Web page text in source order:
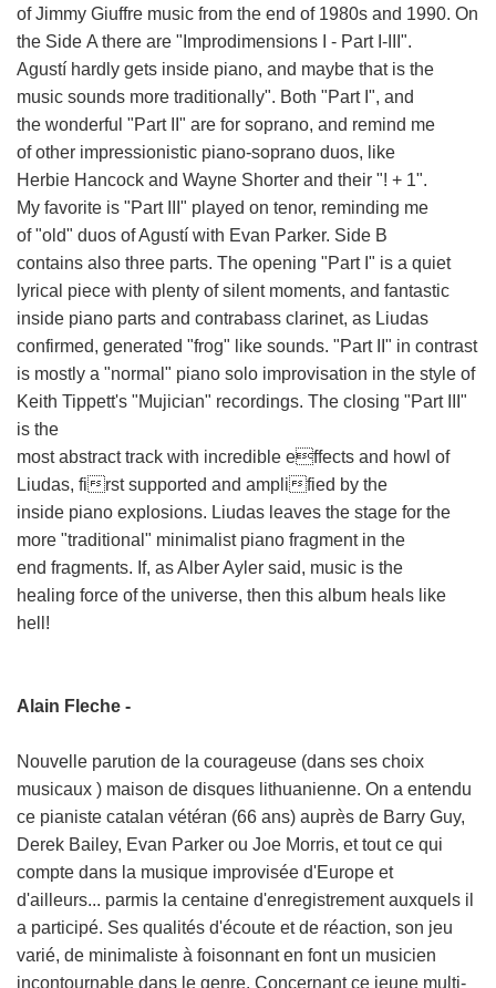
of Jimmy Giuffre music from the end of 1980s and 1990. On
the Side A there are "Improdimensions I - Part I-III".
Agustí hardly gets inside piano, and maybe that is the
music sounds more traditionally". Both "Part I", and
the wonderful "Part II" are for soprano, and remind me
ofother impressionistic piano-soprano duos, like
Herbie Hancock and Wayne Shorter and their "! + 1".
My favorite is "Part III" played on tenor, reminding me
of"old" duos of Agustí with Evan Parker. Side B
contains also three parts. The opening "Part I" is a quiet
lyrical piece with plenty of silent moments, and fantastic
inside piano parts and contrabass clarinet, as Liudas
confirmed, generated "frog" like sounds. "Part II" in contrast
is mostly a "normal" piano solo improvisation in the style of
Keith Tippett's "Mujician" recordings. The closing "Part III"
is the
most abstract track with incredible effects and howl of
Liudas, first supported and amplified by the
inside piano explosions. Liudas leaves the stage for the
more "traditional" minimalist piano fragment in the
end fragments. If, as Alber Ayler said, music is the
healing force of the universe, then this album heals like
hell!
Alain Fleche -
Nouvelle parution de la courageuse (dans ses choix
musicaux ) maison de disques lithuanienne. On a entendu
ce pianiste catalan vétéran (66 ans) auprès de Barry Guy,
Derek Bailey, Evan Parker ou Joe Morris, et tout ce qui
compte dans la musique improvisée d'Europe et
d'ailleurs... parmis la centaine d'enregistrement auxquels il
a participé. Ses qualités d'écoute et de réaction, son jeu
varié, de minimaliste à foisonnant en font un musicien
incontournable dans le genre. Concernant ce jeune multi-